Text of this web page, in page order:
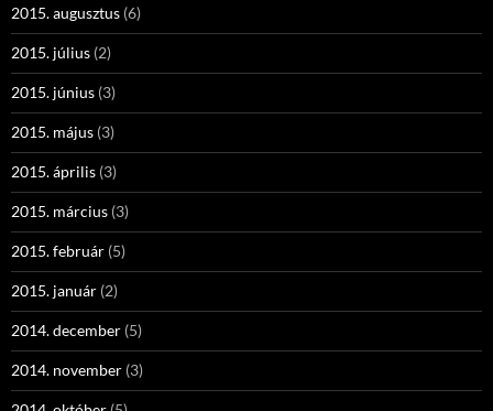
2015. augusztus (6)
2015. július (2)
2015. június (3)
2015. május (3)
2015. április (3)
2015. március (3)
2015. február (5)
2015. január (2)
2014. december (5)
2014. november (3)